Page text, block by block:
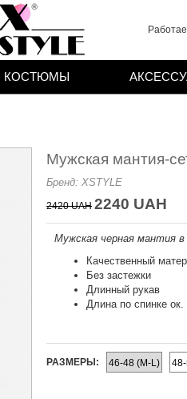
Мужская мантия-
Бренд: XSTYLE
2420 UAH 2240 UAH
Мужская черная мантия
Качественный
Без застежки
Длинный рукав
Длина по спинке
РАЗМЕРЫ: 46-48 (M-L)
КОСТЮМЫ